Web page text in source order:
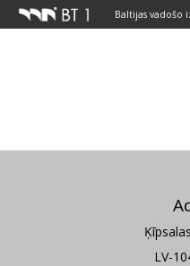
Baltijas vadošo
LV-